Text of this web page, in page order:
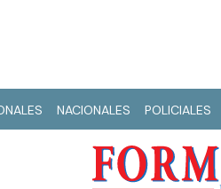
NACIONALES POLICIALES